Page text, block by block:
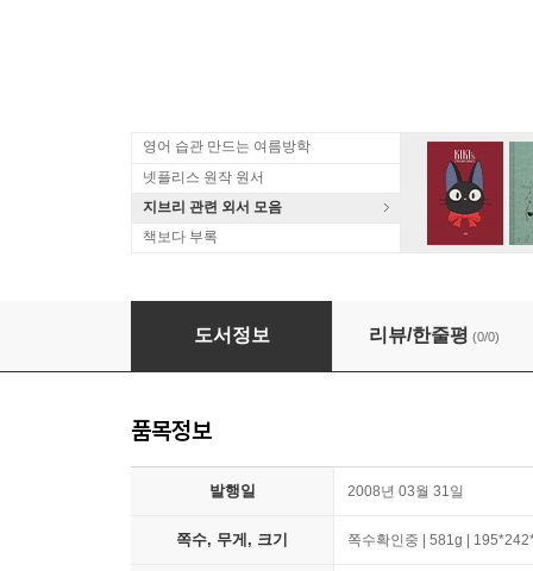
영어 습관 만드는 여름방학
넷플리스 원작 원서
지브리 관련 외서 모음
책보다 부록
Practical Everyday English
도서정보 리뷰/한줄평 (0/0)
품목정보
발행일 2008년 03월 31일
쪽수, 무게, 크기 쪽수확인중 | 581g |